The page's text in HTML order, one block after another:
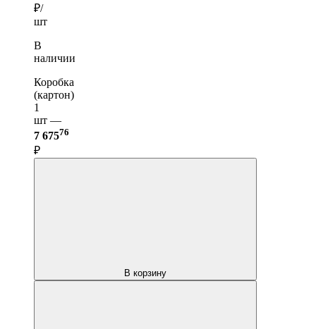
₽/
шт
В
наличии
Коробка
(картон)
1
шт —
7 67576
₽
В корзину